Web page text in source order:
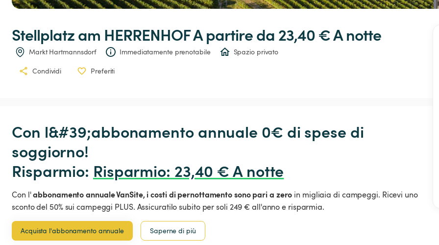
Stellplatzam HERRENHOF A partire da 23,40 € A notte
Markt Hartmannsdorf Immediatamente prenotabile Spazio privato
Condividi Preferiti
Con l&#39;abbonamento annuale 0€ di spese di
soggiorno!
Risparmio: Risparmio: 23,40 € A notte
Con l'abbonamento annuale VanSite, i costi di pernottamento sono pari a zero in migliaia di campeggi. Ricevi uno
sconto del 50% sui campeggi PLUS. Assicuratilo subito per soli 249 € all'anno e risparmia.
Acquista l'abbonamento annuale Saperne di più